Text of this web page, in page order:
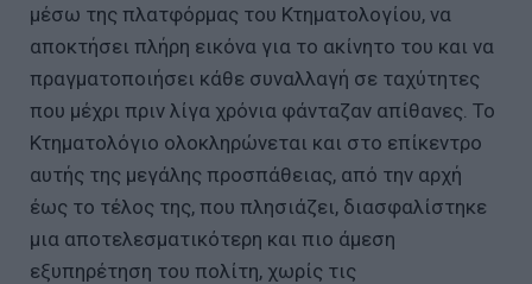
μέσω της πλατφόρμας του Κτηματολογίου, να
αποκτήσει πλήρη εικόνα για το ακίνητο του και να
πραγματοποιήσει κάθε συναλλαγή σε ταχύτητες
που μέχρι πριν λίγα χρόνια φάνταζαν απίθανες. Το
Κτηματολόγιο ολοκληρώνεται και στο επίκεντρο
αυτής της μεγάλης προσπάθειας, από την αρχή
έως το τέλος της, που πλησιάζει, διασφαλίστηκε
μια αποτελεσματικότερη και πιο άμεση
εξυπηρέτηση του πολίτη, χωρίς τις